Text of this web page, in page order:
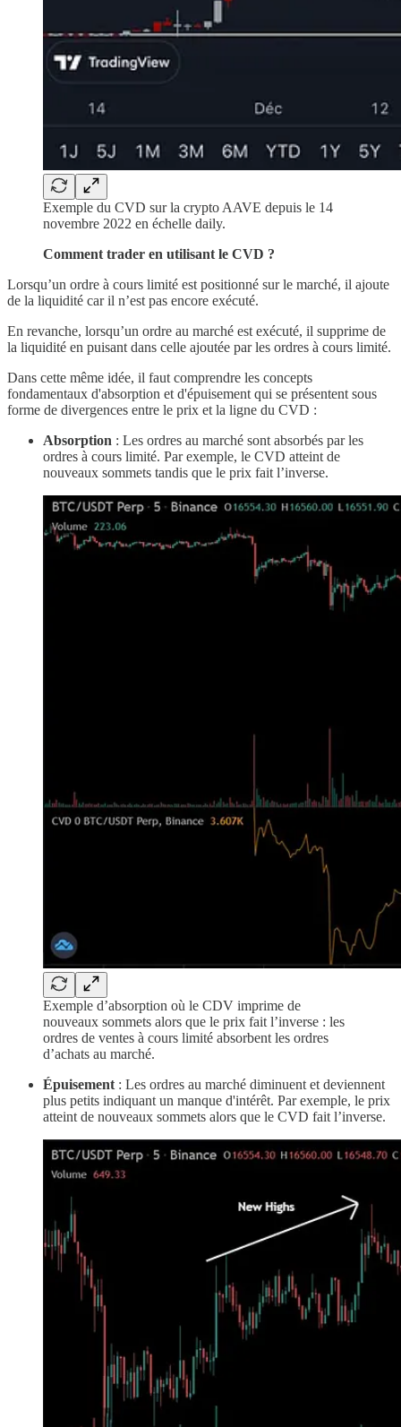
Exemple du CVD sur la crypto AAVE depuis le 14
novembre 2022 en échelle daily.
Comment trader en utilisant le CVD ?
Lorsqu’un ordre à cours limité est positionné sur le marché, il ajoute
de la liquidité car il n’est pas encore exécuté.
En revanche, lorsqu’un ordre au marché est exécuté, il supprime de
la liquidité en puisant dans celle ajoutée par les ordres à cours limité.
Dans cette même idée, il faut comprendre les concepts
fondamentaux d'absorption et d'épuisement qui se présentent sous
forme de divergences entre le prix et la ligne du CVD :
Absorption : Les ordres au marché sont absorbés par les
ordres à cours limité. Par exemple, le CVD atteint de
nouveaux sommets tandis que le prix fait l’inverse.
Exemple d’absorption où le CDV imprime de
nouveaux sommets alors que le prix fait l’inverse : les
ordres de ventes à cours limité absorbent les ordres
d’achats au marché.
Épuisement : Les ordres au marché diminuent et deviennent
plus petits indiquant un manque d'intérêt. Par exemple, le prix
atteint de nouveaux sommets alors que le CVD fait l’inverse.